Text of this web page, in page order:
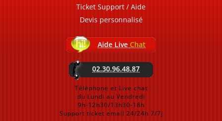
Ticket Support / Aide
Devis personnalisé
Aide Live Chat
02.30.96.48.87
Téléphone et Live chat
du Lundi au Vendredi
9h-12h30/13h30-18h
Support ticket email 24/24h 7/7j